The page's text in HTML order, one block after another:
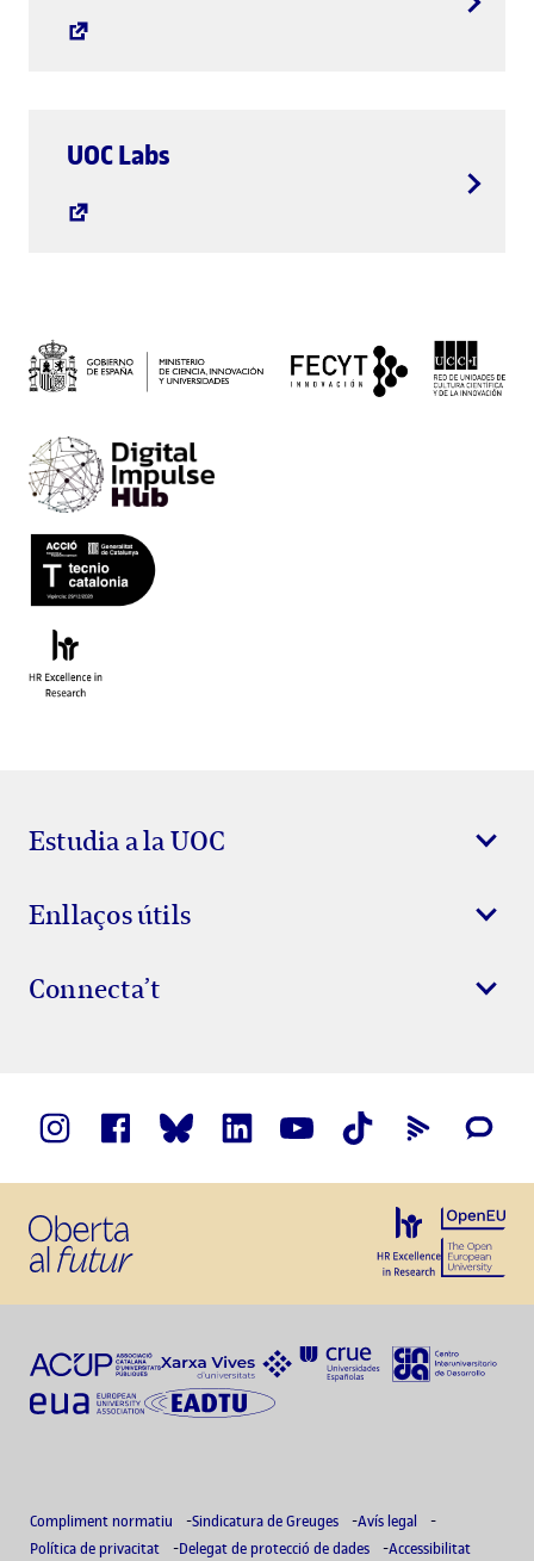
UOC Labs
Estudia a la UOC
Enllaços útils
Connecta’t
Compliment normatiu Sindicatura de Greuges
Avís legal
Política de privacitat
Delegat de protecció de dades Accessibilitat